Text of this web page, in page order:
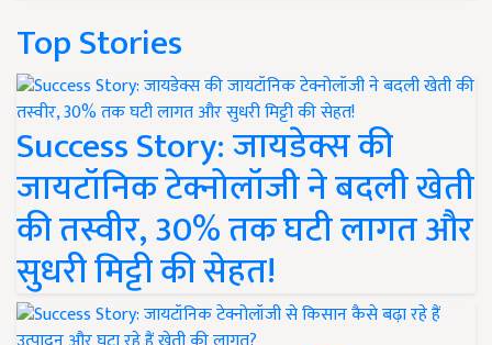
Top Stories
Success Story: जायडेक्स की
जायटॉनिक टेक्नोलॉजी ने बदली खेती
की तस्वीर, 30% तक घटी लागत और
सुधरी मिट्टी की सेहत!